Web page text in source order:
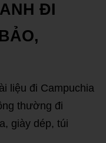
ĐI
liệu đi Campuchia
thường đi
giày dép, túi